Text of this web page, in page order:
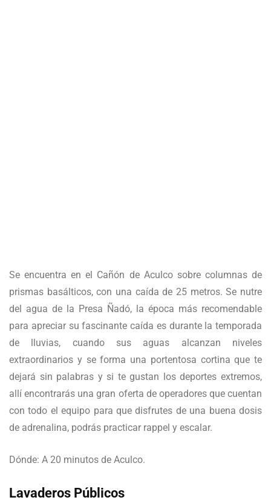
Se encuentra en el Cañón de Aculco sobre columnas de
prismas basálticos, con una caída de 25 metros. Se nutre
del agua de la Presa Ñadó, la época más recomendable
para apreciar su fascinante caída es durante la temporada
de lluvias, cuando sus aguas alcanzan niveles
extraordinarios y se forma una portentosa cortina que te
dejará sin palabras y si te gustan los deportes extremos,
allí encontrarás una gran oferta de operadores que cuentan
con todo el equipo para que disfrutes de una buena dosis
de adrenalina, podrás practicar rappel y escalar.
Dónde: A 20 minutos de Aculco.
Lavaderos Públicos